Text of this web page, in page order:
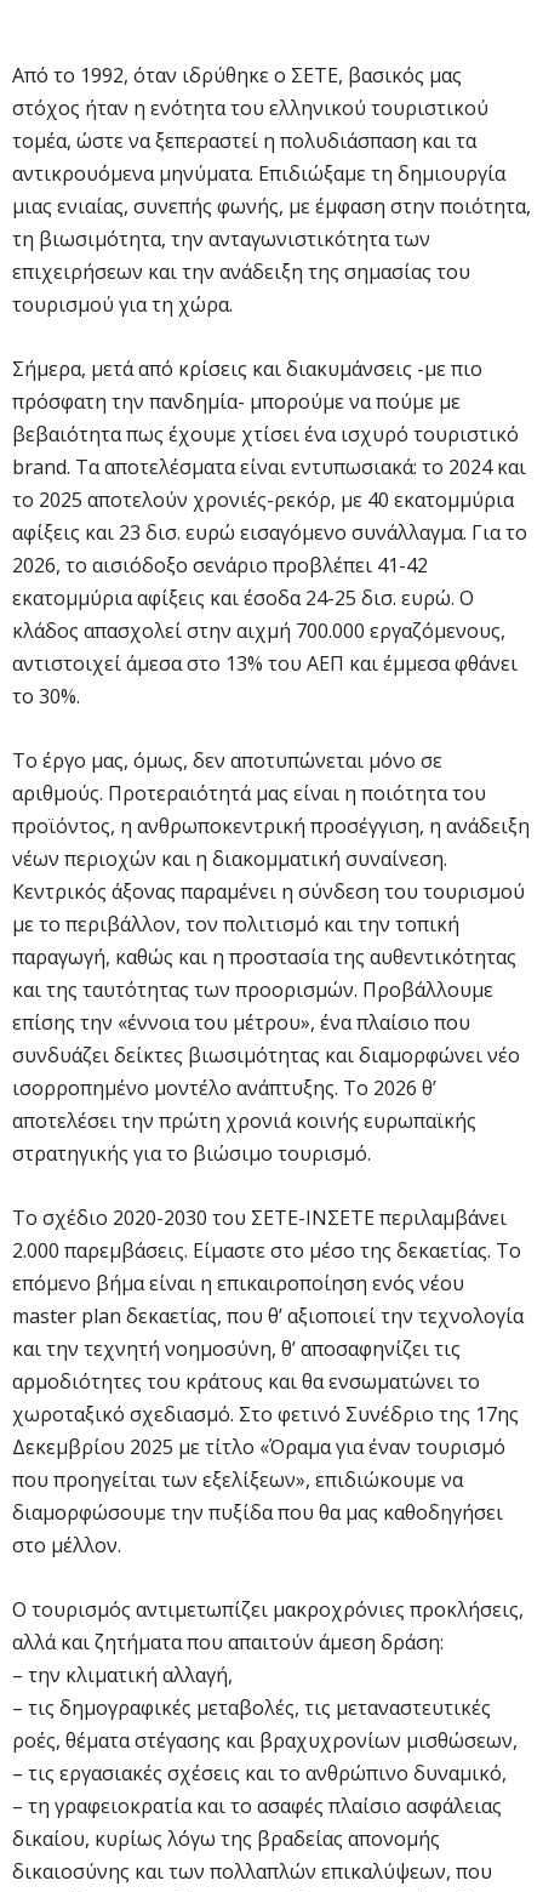
Από το 1992, όταν ιδρύθηκε ο ΣΕΤΕ, βασικός μας
στόχος ήταν η ενότητα του ελληνικού τουριστικού
τομέα, ώστε να ξεπεραστεί η πολυδιάσπαση και τα
αντικρουόμενα μηνύματα. Επιδιώξαμε τη δημιουργία
μιας ενιαίας, συνεπής φωνής, με έμφαση στην ποιότητα,
τη βιωσιμότητα, την ανταγωνιστικότητα των
επιχειρήσεων και την ανάδειξη της σημασίας του
τουρισμού για τη χώρα.
Σήμερα, μετά από κρίσεις και διακυμάνσεις -με πιο
πρόσφατη την πανδημία- μπορούμε να πούμε με
βεβαιότητα πως έχουμε χτίσει ένα ισχυρό τουριστικό
brand. Τα αποτελέσματα είναι εντυπωσιακά: το 2024 και
το 2025 αποτελούν χρονιές-ρεκόρ, με 40 εκατομμύρια
αφίξεις και 23 δισ. ευρώ εισαγόμενο συνάλλαγμα. Για το
2026, το αισιόδοξο σενάριο προβλέπει 41-42
εκατομμύρια αφίξεις και έσοδα 24-25 δισ. ευρώ. Ο
κλάδος απασχολεί στην αιχμή 700.000 εργαζόμενους,
αντιστοιχεί άμεσα στο 13% του ΑΕΠ και έμμεσα φθάνει
το 30%.
Το έργο μας, όμως, δεν αποτυπώνεται μόνο σε
αριθμούς. Προτεραιότητά μας είναι η ποιότητα του
προϊόντος, η ανθρωποκεντρική προσέγγιση, η ανάδειξη
νέων περιοχών και η διακομματική συναίνεση.
Κεντρικός άξονας παραμένει η σύνδεση του τουρισμού
με το περιβάλλον, τον πολιτισμό και την τοπική
παραγωγή, καθώς και η προστασία της αυθεντικότητας
και της ταυτότητας των προορισμών. Προβάλλουμε
επίσης την «έννοια του μέτρου», ένα πλαίσιο που
συνδυάζει δείκτες βιωσιμότητας και διαμορφώνει νέο
ισορροπημένο μοντέλο ανάπτυξης. Το 2026 θ’
αποτελέσει την πρώτη χρονιά κοινής ευρωπαϊκής
στρατηγικής για το βιώσιμο τουρισμό.
Το σχέδιο 2020-2030 του ΣΕΤΕ-ΙΝΣΕΤΕ περιλαμβάνει
2.000 παρεμβάσεις. Είμαστε στο μέσο της δεκαετίας. Το
επόμενο βήμα είναι η επικαιροποίηση ενός νέου
master plan δεκαετίας, που θ’ αξιοποιεί την τεχνολογία
και την τεχνητή νοημοσύνη, θ’ αποσαφηνίζει τις
αρμοδιότητες του κράτους και θα ενσωματώνει το
χωροταξικό σχεδιασμό. Στο φετινό Συνέδριο της 17ης
Δεκεμβρίου 2025 με τίτλο «Όραμα για έναν τουρισμό
που προηγείται των εξελίξεων», επιδιώκουμε να
διαμορφώσουμε την πυξίδα που θα μας καθοδηγήσει
στο μέλλον.
Ο τουρισμός αντιμετωπίζει μακροχρόνιες προκλήσεις,
αλλά και ζητήματα που απαιτούν άμεση δράση:
– την κλιματική αλλαγή,
– τις δημογραφικές μεταβολές, τις μεταναστευτικές
ροές, θέματα στέγασης και βραχυχρονίων μισθώσεων,
– τις εργασιακές σχέσεις και το ανθρώπινο δυναμικό,
– τη γραφειοκρατία και το ασαφές πλαίσιο ασφάλειας
δικαίου, κυρίως λόγω της βραδείας απονομής
δικαιοσύνης και των πολλαπλών επικαλύψεων, που